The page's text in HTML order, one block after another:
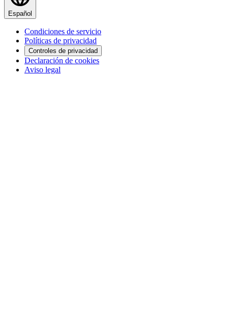
Español
Condiciones de servicio
Políticas de privacidad
Controles de privacidad
Declaración de cookies
Aviso legal